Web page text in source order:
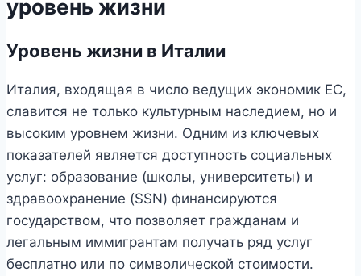
уровень жизни
Уровень жизни в Италии
Италия, входящая в число ведущих экономик ЕС,
славится не только культурным наследием, но и
высоким уровнем жизни. Одним из ключевых
показателей является доступность социальных
услуг: образование (школы, университеты) и
здравоохранение (SSN) финансируются
государством, что позволяет гражданам и
легальным иммигрантам получать ряд услуг
бесплатно или по символической стоимости.